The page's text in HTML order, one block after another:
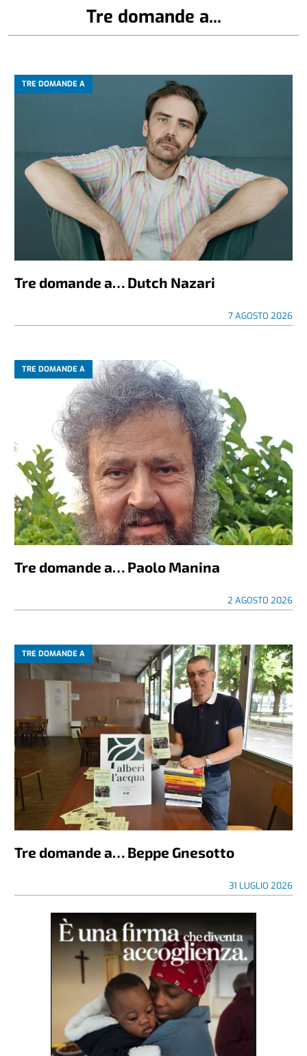
Tre domande a...
TRE DOMANDE A
Tre domande a… Dutch Nazari
7 AGOSTO 2026
TRE DOMANDE A
Tre domande a… Paolo Manina
2 AGOSTO 2026
TRE DOMANDE A
Tre domande a… Beppe Gnesotto
31 LUGLIO 2026